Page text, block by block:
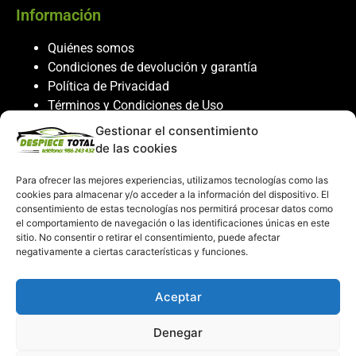
Gestionar el consentimiento
de las cookies
Para ofrecer las mejores experiencias, utilizamos tecnologías como las
cookies para almacenar y/o acceder a la información del dispositivo. El
consentimiento de estas tecnologías nos permitirá procesar datos como
el comportamiento de navegación o las identificaciones únicas en este
sitio. No consentir o retirar el consentimiento, puede afectar
negativamente a ciertas características y funciones.
Aceptar
Denegar
Información
Quiénes somos
Condiciones de devolución y garantía
Política de Privacidad
Términos y Condiciones de Uso
Política de Cookies
Servicio al cliente
Contacto
986 243 432
608 867 074
recambiosdespiecetotal@gmail.com
Mi cuenta
Mi Cuenta